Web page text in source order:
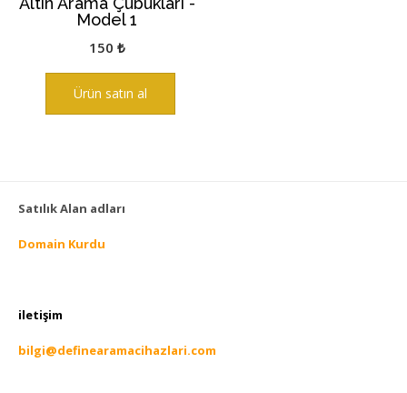
Model 1
150 ₺
Ürün satın al
Satılık Alan adları
Domain Kurdu
iletişim
bilgi@definearamacihazlari.com